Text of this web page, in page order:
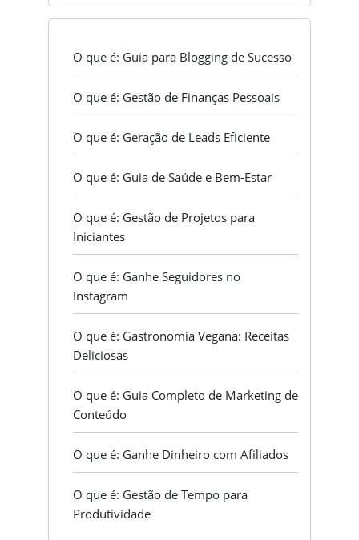
O que é: Guia para Blogging de Sucesso
O que é: Gestão de Finanças Pessoais
O que é: Geração de Leads Eficiente
O que é: Guia de Saúde e Bem-Estar
O que é: Gestão de Projetos para
Iniciantes
O que é: Ganhe Seguidores no
Instagram
O que é: Gastronomia Vegana: Receitas
Deliciosas
O que é: Guia Completo de Marketing de
Conteúdo
O que é: Ganhe Dinheiro com Afiliados
O que é: Gestão de Tempo para
Produtividade